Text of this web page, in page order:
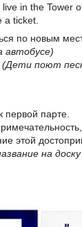
in the Tower
a ticket.
по новым
автобусе)
(Дети поют
парте.
этой
на